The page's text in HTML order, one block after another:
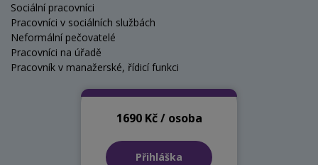
Sociální pracovníci
Pracovníci v sociálních službách
Neformální pečovatelé
Pracovníci na úřadě
Pracovník v manažerské, řídicí funkci
1690 Kč / osoba
Přihláška